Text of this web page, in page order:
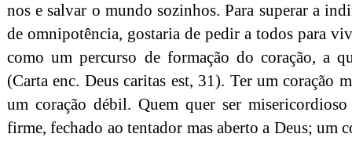
nos e salvar o mundo sozinhos. Para superar a
de omnipotência, gostaria de pedir a todos para
como um percurso de formação do coração, a
(Carta enc. Deus caritas est, 31). Ter um coração
um coração débil. Quem quer ser
firme, fechado ao tentador mas aberto a Deus; um